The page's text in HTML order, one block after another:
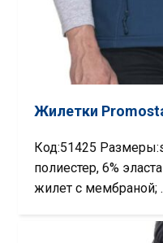
Жилетки
Код:51425
полиестер, 6%
жилет с мембраной;